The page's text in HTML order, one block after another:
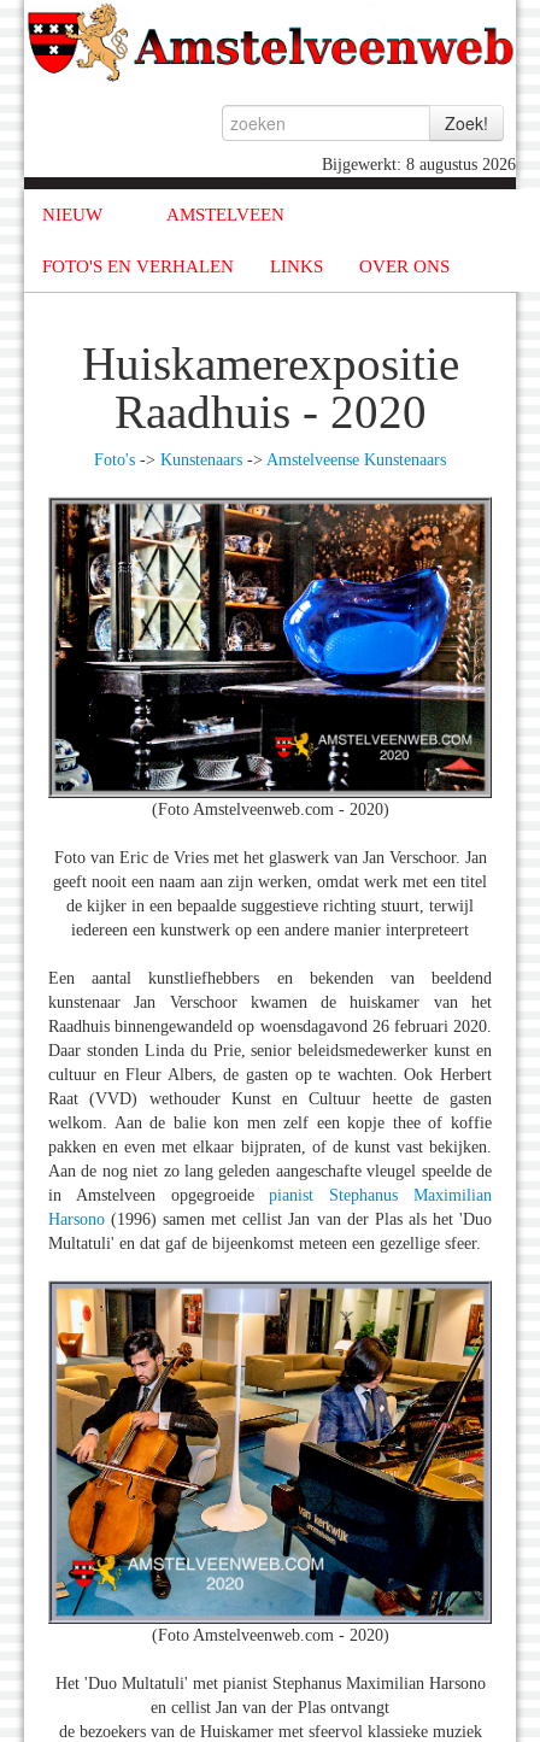
Bijgewerkt: 8 augustus 2026
NIEUW AMSTELVEEN
FOTO'S EN VERHALEN LINKS OVER ONS
Huiskamerexpositie
Raadhuis - 2020
Foto's -> Kunstenaars -> Amstelveense Kunstenaars
(Foto Amstelveenweb.com - 2020)
Foto van Eric de Vries met het glaswerk van Jan Verschoor. Jan
geeft nooit een naam aan zijn werken, omdat werk met een titel
de kijker in een bepaalde suggestieve richting stuurt, terwijl
iedereen een kunstwerk op een andere manier interpreteert
Een aantal kunstliefhebbers en bekenden van beeldend
kunstenaar Jan Verschoor kwamen de huiskamer van het
Raadhuis binnengewandeld op woensdagavond 26 februari 2020.
Daar stonden Linda du Prie, senior beleidsmedewerker kunst en
cultuur en Fleur Albers, de gasten op te wachten. Ook Herbert
Raat (VVD) wethouder Kunst en Cultuur heette de gasten
welkom. Aan de balie kon men zelf een kopje thee of koffie
pakken en even met elkaar bijpraten, of de kunst vast bekijken.
Aan de nog niet zo lang geleden aangeschafte vleugel speelde de
in Amstelveen opgegroeidepianist Stephanus Maximilian
Harsono (1996) samen met cellist Jan van der Plas als het 'Duo
Multatuli' en dat gaf de bijeenkomst meteen een gezellige sfeer.
(Foto Amstelveenweb.com - 2020)
Het 'Duo Multatuli' met pianist Stephanus Maximilian Harsono
en cellist Jan van der Plas ontvangt
de bezoekers van de Huiskamer met sfeervol klassieke muziek